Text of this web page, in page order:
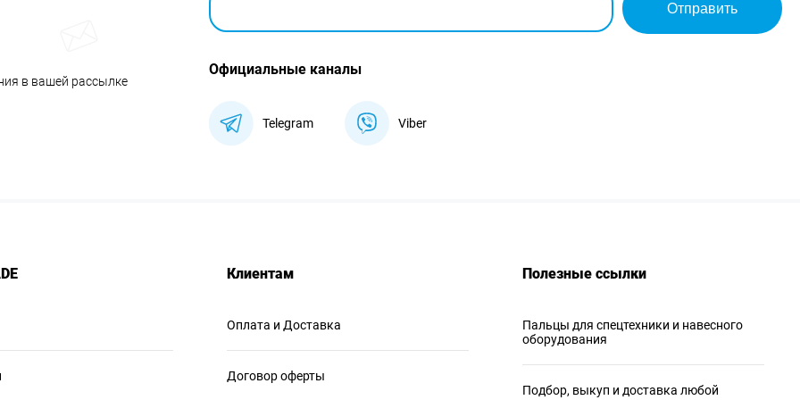
в вашей рассылке
Отправить
Официальные каналы
Telegram Viber
Клиентам
Оплата и Доставка
Договор оферты
Полезные ссылки
Пальцы для спецтехники и навесного
оборудования
Подбор, выкуп и доставка любой